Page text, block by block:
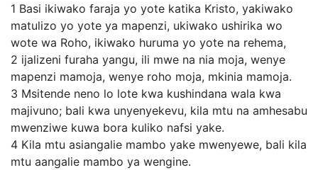
1 Basi ikiwako faraja yo yote katika Kristo, yakiwako
matulizo yo yote ya mapenzi, ukiwako ushirika wo
wote wa Roho, ikiwako huruma yo yote na rehema,
2 ijalizeni furaha yangu, ili mwe na nia moja, wenye
mapenzi mamoja, wenye roho moja, mkinia mamoja.
3 Msitende neno lo lote kwa kushindana wala kwa
majivuno; bali kwa unyenyekevu, kila mtu na amhesabu
mwenziwe kuwa bora kuliko nafsi yake.
4 Kila mtu asiangalie mambo yake mwenyewe, bali kila
mtu aangalie mambo ya wengine.